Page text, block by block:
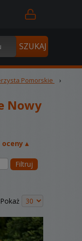
Pomorskie
›
Nowy
oceny ▴
Filtruj
Pokaż